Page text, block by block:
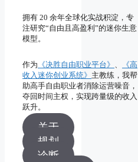
拥有 20 余年全球化实战积淀，专
注研究“自由且高盈利”的迷你生意
模型。
作为 《决胜自由职业平台》
《高
收入迷你创业系统》 主教练，我帮
助高手自由职业者消除运营噪音，
夺回时间主权，实现跨量级的收入
跃升。
关于
规划
诊断